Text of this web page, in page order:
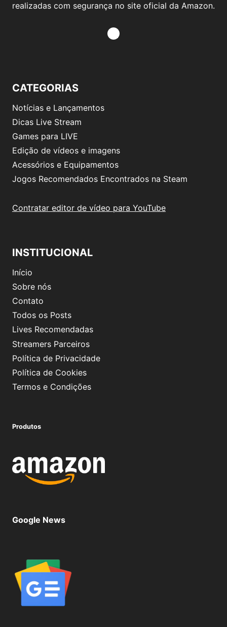
realizadas com segurança no site oficial da Amazon.
CATEGORIAS
Notícias e Lançamentos
Dicas Live Stream
Games para LIVE
Edição de vídeos e imagens
Acessórios e Equipamentos
Jogos Recomendados Encontrados na Steam
Contratar editor de vídeo para YouTube
INSTITUCIONAL
Início
Sobre nós
Contato
Todos os Posts
Lives Recomendadas
Streamers Parceiros
Política de Privacidade
Política de Cookies
Termos e Condições
Produtos
Google News